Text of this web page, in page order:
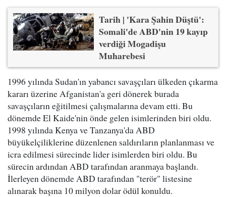
Tarih | 'Kara Şahin Düştü':
Somali'de ABD'nin 19 kayıp
verdiği Mogadişu
Muharebesi
1996 yılında Sudan'ın yabancı savaşçıları ülkeden çıkarma
kararı üzerine Afganistan'a geri dönerek burada
savaşçıların eğitilmesi çalışmalarına devam etti. Bu
dönemde El Kaide'nin önde gelen isimlerinden biri oldu.
1998 yılında Kenya ve Tanzanya'da ABD
büyükelçiliklerine düzenlenen saldırıların planlanması ve
icra edilmesi sürecinde lider isimlerden biri oldu. Bu
sürecin ardından ABD tarafından aranmaya başlandı.
İlerleyen dönemde ABD tarafından "terör" listesine
alınarak başına 10 milyon dolar ödül konuldu.